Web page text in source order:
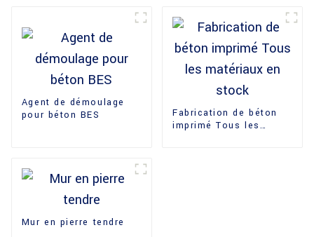
Agent de démoulage
pour béton BES
Fabrication de béton
imprimé Tous les
Mur en pierre tendre